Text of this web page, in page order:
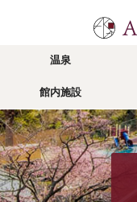
食事
food
リゾッチャ
risocha izu
温泉
館内施設